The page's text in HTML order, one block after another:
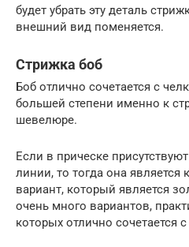
будет убрать эту деталь
внешний вид поменяется.
Стрижка боб
Боб отлично сочетается с
большей степени именно к
шевелюре.
Если в прическе
линии, то тогда она является
вариант, который является
очень много вариантов,
которых отлично сочетается